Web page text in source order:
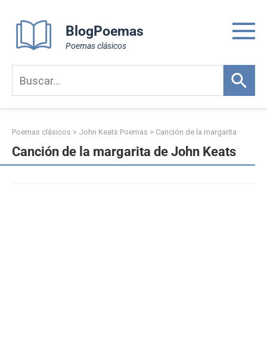
content
BlogPoemas
Poemas clásicos
Poemas clásicos > John Keats Poemas > Canción de la margarita
Canción de la margarita de John Keats